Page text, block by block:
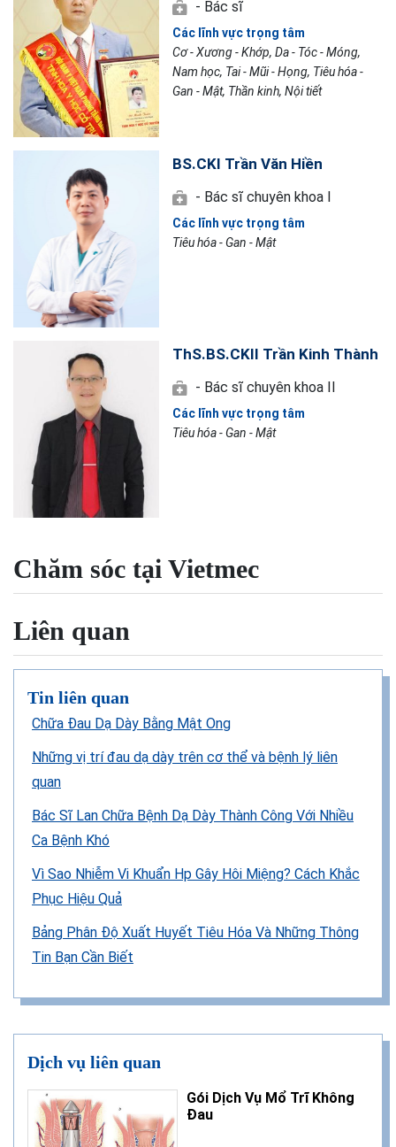
- Bác sĩ
Các lĩnh vực trọng tâm
Cơ - Xương - Khớp, Da - Tóc - Móng,
Nam học, Tai - Mũi - Họng, Tiêu hóa -
Gan - Mật, Thần kinh, Nội tiết
BS.CKI Trần Văn Hiền
- Bác sĩ chuyên khoa I
Các lĩnh vực trọng tâm
Tiêu hóa - Gan - Mật
ThS.BS.CKII Trần Kinh Thành
- Bác sĩ chuyên khoa II
Các lĩnh vực trọng tâm
Tiêu hóa - Gan - Mật
Chăm sóc tại Vietmec
Liên quan
Tin liên quan
Chữa Đau Dạ Dày Bằng Mật Ong
Những vị trí đau dạ dày trên cơ thể và bệnh lý liên
quan
Bác Sĩ Lan Chữa Bệnh Dạ Dày Thành Công Với Nhiều
Ca Bệnh Khó
Vì Sao Nhiễm Vi Khuẩn Hp Gây Hôi Miệng? Cách Khắc
Phục Hiệu Quả
Bảng Phân Độ Xuất Huyết Tiêu Hóa Và Những Thông
Tin Bạn Cần Biết
Dịch vụ liên quan
Gói Dịch Vụ Mổ Trĩ Không
Đau